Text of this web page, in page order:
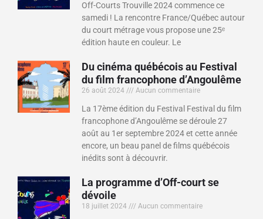
Off-Courts Trouville 2024 commence ce
samedi ! La rencontre France/Québec autour
du court métrage vous propose une 25ᵉ
édition haute en couleur. Le
Du cinéma québécois au Festival
du film francophone d’Angoulême
26 août 2024 Aucun commentaire
La 17ème édition du Festival Festival du film
francophone d’Angoulême se déroule 27
août au 1er septembre 2024 et cette année
encore, un beau panel de films québécois
inédits sont à découvrir.
La programme d’Off-court se
dévoile
18 juillet 2024 Aucun commentaire